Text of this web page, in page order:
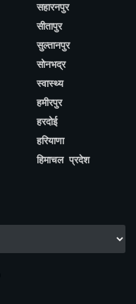
सहारनपुर
सीतापुर
सुल्तानपुर
सोनभद्र
स्वास्थ्य
हमीरपुर
हरदोई
हरियाणा
हिमाचल प्रदेश